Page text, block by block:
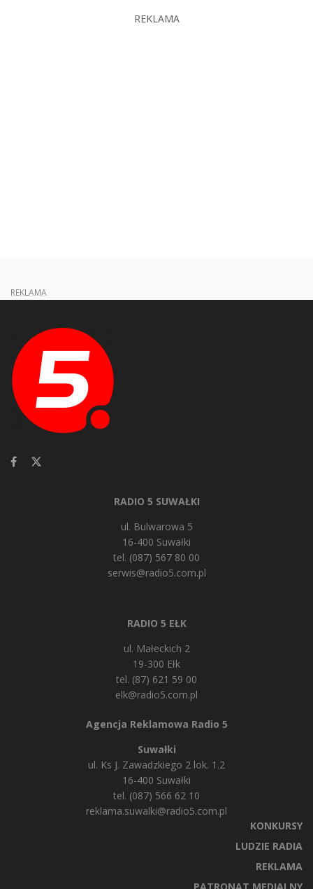
REKLAMA
REKLAMA
RADIO 5 SUWAŁKI
ul. Bulwarowa 5
16-400 Suwałki
tel. (087) 567 80 00
serwis@radio5.com.pl
RADIO 5 EŁK
ul. Małeckich 2
19-300 Ełk
tel. (87) 621 59 00
elk@radio5.com.pl
Agencja Reklamowa Radio 5
Suwałki
ul. Ks J. Zawadzkiego 2 lok. 1.2
16-400 Suwałki
tel. (087) 566 62 10
reklama.suwalki@radio5.com.pl
KONKURSY
LUDZIE RADIA
REKLAMA